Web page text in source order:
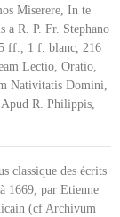
Miserere, In te
a R. P. Fr. Stephano
ff., 1 f. blanc, 216
Lectio, Oratio,
Nativitatis Domini,
Apud R. Philippis,
classique des écrits
1669, par Etienne
(cf Archivum